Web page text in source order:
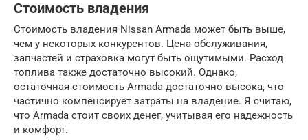
Стоимость владения
Стоимость владения Nissan Armada может быть выше,
чем у некоторых конкурентов. Цена обслуживания,
запчастей и страховка могут быть ощутимыми. Расход
топлива также достаточно высокий. Однако,
остаточная стоимость Armada достаточно высока, что
частично компенсирует затраты на владение. Я считаю,
что Armada стоит своих денег, учитывая его надежность
и комфорт.